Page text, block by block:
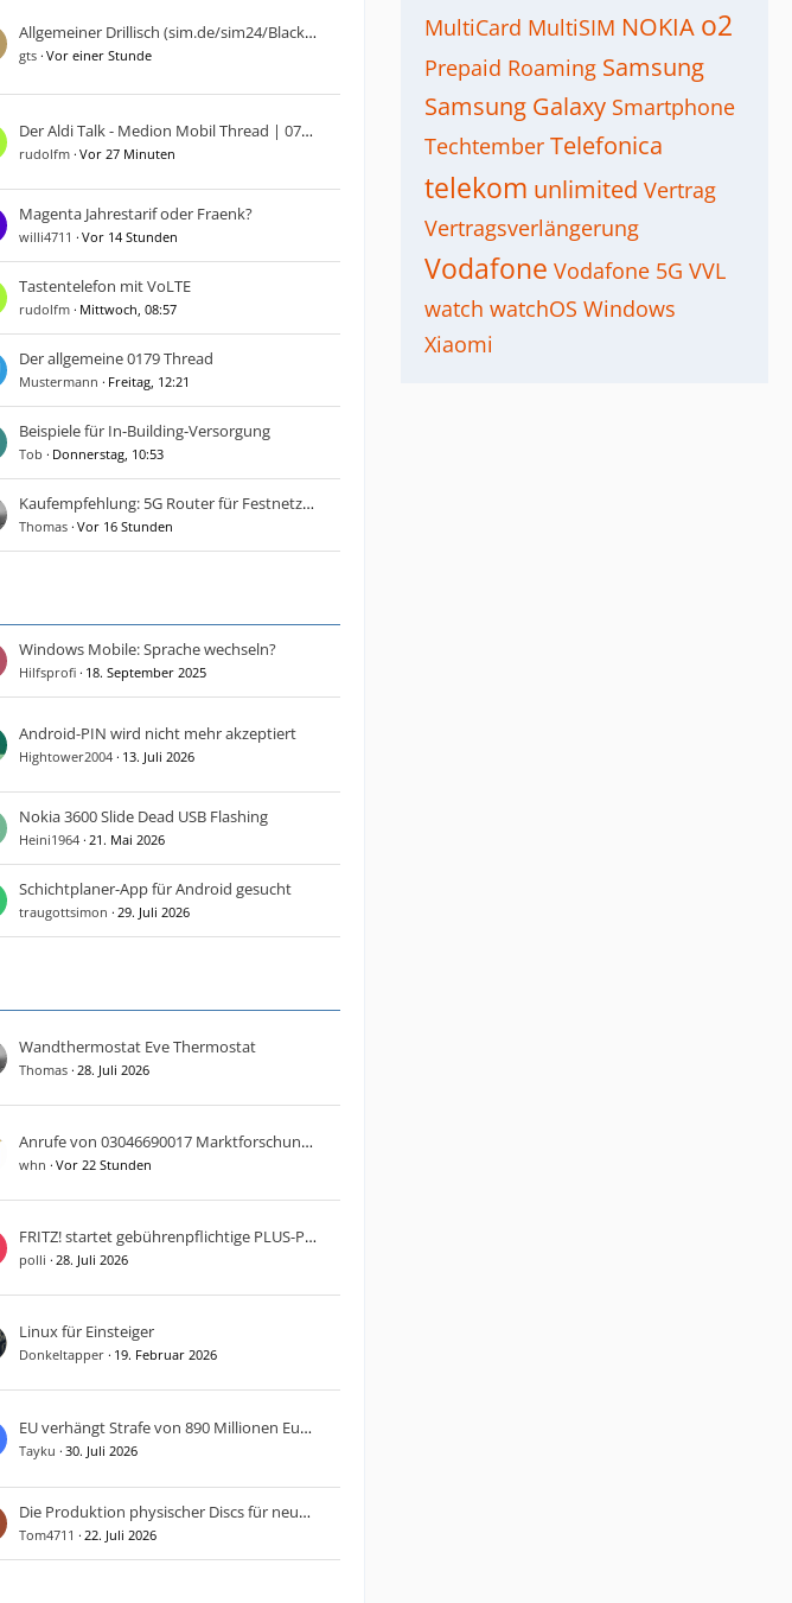
Allgemeiner Drillisch (sim.de/sim24/BlackSIM/CyberSIM usw.) Thread
gts Vor einer Stunde
Der Aldi Talk - Medion Mobil Thread | 07/23: inkl. 5G | 2025: Unlimited & Jahrespakete
rudolfm Vor 27 Minuten
Magenta Jahrestarif oder Fraenk?
willi4711 Vor 14 Stunden
Tastentelefon mit VoLTE
rudolfm Mittwoch, 08:57
​Der allgemeine 0179 Thread
Mustermann Freitag, 12:21
Beispiele für In-Building-Versorgung
Tob Donnerstag, 10:53
Kaufempfehlung: 5G Router für Festnetz-Ersatz
Thomas Vor 16 Stunden
Windows Mobile: Sprache wechseln?
Hilfsprofi 18. September 2025
Android-PIN wird nicht mehr akzeptiert
Hightower2004 13. Juli 2026
Nokia 3600 Slide Dead USB Flashing
Heini1964 21. Mai 2026
Schichtplaner-App für Android gesucht
traugottsimon 29. Juli 2026
Wandthermostat Eve Thermostat
Thomas 28. Juli 2026
Anrufe von 03046690017 Marktforschung muss man annehmen ???
whn Vor 22 Stunden
FRITZ! startet gebührenpflichtige PLUS-Pakete
polli 28. Juli 2026
Linux für Einsteiger
Donkeltapper 19. Februar 2026
EU verhängt Strafe von 890 Millionen Euro gegen Google
Tayku 30. Juli 2026
Die Produktion physischer Discs für neue Spiele auf PlayStation-Konsolen endet im Januar 2028
Tom4711 22. Juli 2026
MultiCard MultiSIM NOKIA o2
Prepaid Roaming Samsung
Samsung Galaxy Smartphone
Techtember Telefonica
telekom unlimited Vertrag
Vertragsverlängerung
Vodafone Vodafone 5G VVL
watch watchOS Windows
Xiaomi